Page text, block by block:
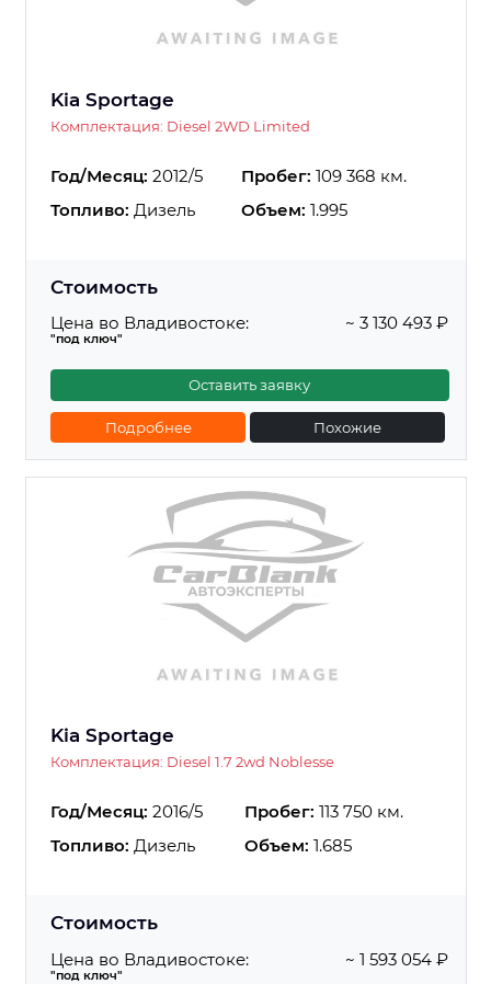
Kia Sportage
Комплектация: Diesel 2WD Limited
Год/Месяц: 2012/5 Пробег: 109 368 км.
Топливо: Дизель Объем: 1.995
Стоимость
Цена во Владивостоке:
"под ключ"
~ 3 130 493 ₽
Оставить заявку
Подробнее Похожие
Kia Sportage
Комплектация: Diesel 1.7 2wd Noblesse
Год/Месяц: 2016/5 Пробег: 113 750 км.
Топливо: Дизель Объем: 1.685
Стоимость
Цена во Владивостоке:
"под ключ"
~ 1 593 054 ₽